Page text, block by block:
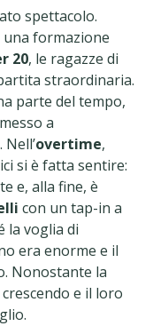
spettacolo.
una formazione
20, le ragazze di
straordinaria.
parte del tempo,
a
overtime,
si è fatta sentire:
e, alla fine, è
con un tap-in a
la voglia di
era enorme e il
Nonostante la
e il loro